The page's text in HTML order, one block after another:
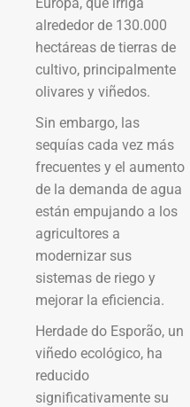
alrededor de 130.000
hectáreas de tierras de
cultivo, principalmente
olivares y viñedos.
Sin embargo, las
sequías cada vez más
frecuentes y el aumento
de la demanda de agua
están empujando a los
agricultores a
modernizar sus
sistemas de riego y
mejorar la eficiencia.
Herdade do Esporão, un
viñedo ecológico, ha
reducido
significativamente su